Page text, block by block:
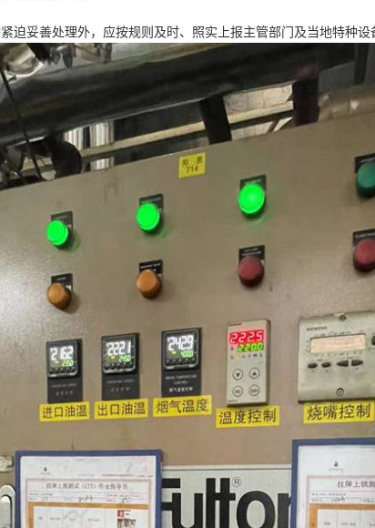
迫妥善处理外，应按规则及时、照实上报主管部门及当地特种设